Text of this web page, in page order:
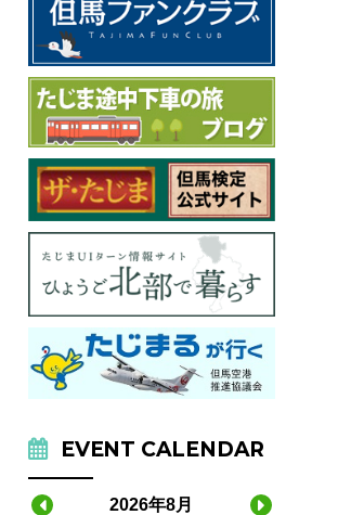
EVENT CALENDAR
2026年8月